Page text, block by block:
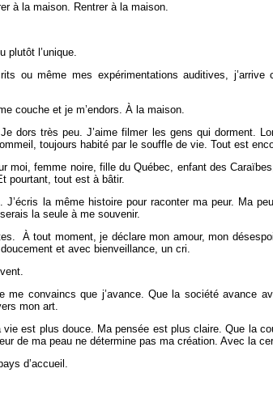
à la maison. Rentrer à la maison.
plutôt l’unique.
ou même mes expérimentations auditives, j’arrive
couche et je m’endors. À la maison.
dors très peu. J’aime filmer les gens qui dorment.
toujours habité par le souffle de vie. Tout est
moi, femme noire, fille du Québec, enfant des
pourtant, tout est à bâtir.
J’écris la même histoire pour raconter ma peur. Ma
la seule à me souvenir.
À tout moment, je déclare mon amour, mon
et avec bienveillance, un cri.
me convaincs que j’avance. Que la société avance
mon art.
est plus douce. Ma pensée est plus claire. Que la
de ma peau ne détermine pas ma création. Avec la
d’accueil.